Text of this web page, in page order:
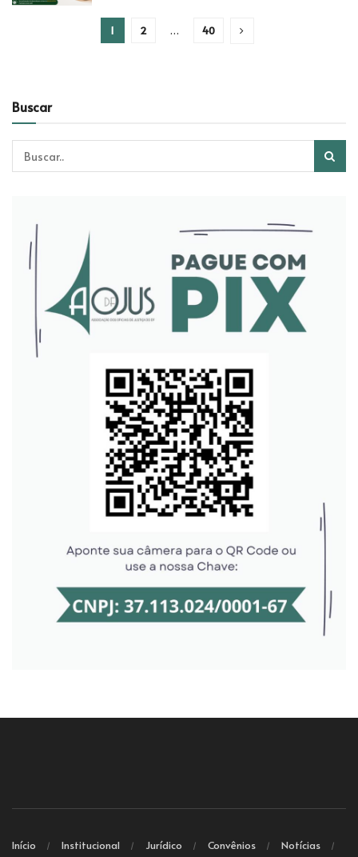
1 2 … 40
Buscar
Início Institucional Jurídico Convênios
Notícias